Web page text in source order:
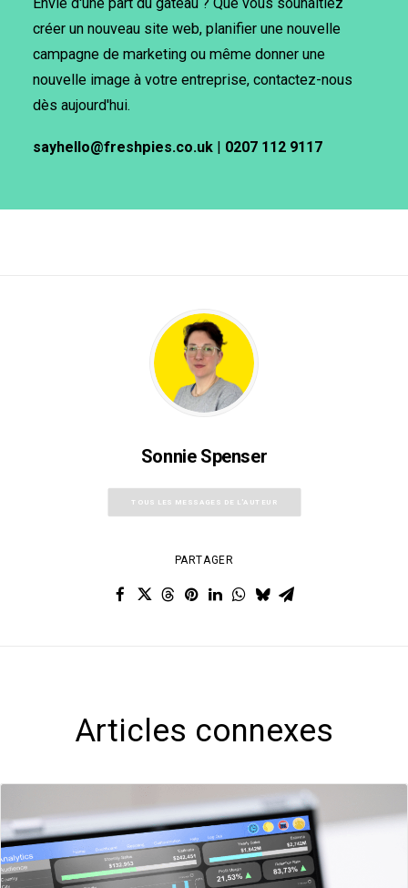
créer un nouveau site web, planifier une nouvelle
campagne de marketing ou même donner une
nouvelle image à votre entreprise, contactez-nous
dès aujourd'hui.
sayhello@freshpies.co.uk | 0207 112 9117
Sonnie Spenser
TOUS LES MESSAGES DE L'AUTEUR
PARTAGER
Articles connexes